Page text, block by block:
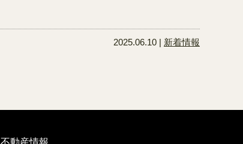
2025.06.10 | 新着情報
不動産情報